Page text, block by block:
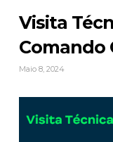
Visita
Comando
Maio 8, 2024